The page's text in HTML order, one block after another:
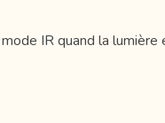
IR quand la